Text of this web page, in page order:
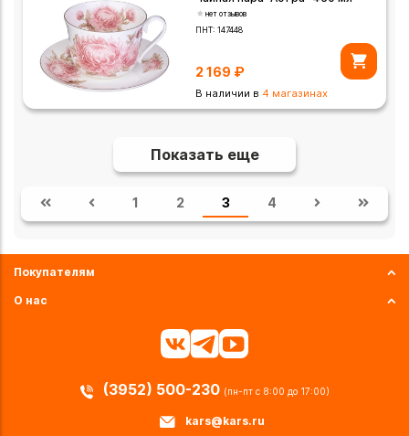
нет отзывов
ПНТ:147448
2 169 ₽
В наличии в 4 магазинах
Показать еще
1 2 3 4
Покупателям
О нас
(3952) 500-230 (пн-пт с 8:00 до 17:00)
kars@kars.ru